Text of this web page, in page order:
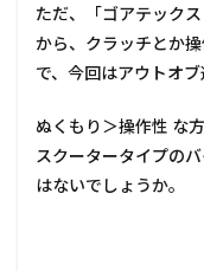
ただ、「ゴアテック
から、クラッチとか
で、今回はアウトオブ
ぬくもり＞操作性 な
スクータータイプの
はないでしょうか。